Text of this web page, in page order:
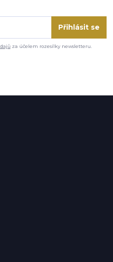
Přihlásit se
za účelem rozesílky newsletteru.